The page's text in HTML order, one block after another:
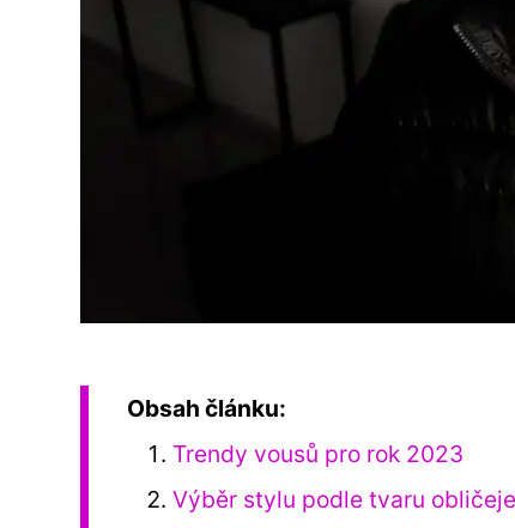
Obsah článku:
Trendy vousů pro rok 2023
Výběr stylu podle tvaru obličeje